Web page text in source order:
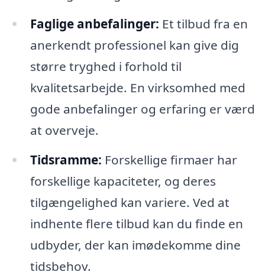
Faglige anbefalinger: Et tilbud fra en
anerkendt professionel kan give dig
større tryghed i forhold til
kvalitetsarbejde. En virksomhed med
gode anbefalinger og erfaring er værd
at overveje.
Tidsramme: Forskellige firmaer har
forskellige kapaciteter, og deres
tilgængelighed kan variere. Ved at
indhente flere tilbud kan du finde en
udbyder, der kan imødekomme dine
tidsbehov.